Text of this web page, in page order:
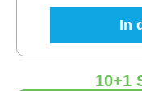
In
10+1